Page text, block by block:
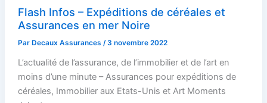
Flash Infos – Expéditions de céréales et
Assurances en mer Noire
Par Decaux Assurances /3 novembre 2022
L’actualité de l’assurance, de l’immobilier et de l’art en
moins d’une minute – Assurances pour expéditions de
céréales, Immobilier aux Etats-Unis et Art Moments